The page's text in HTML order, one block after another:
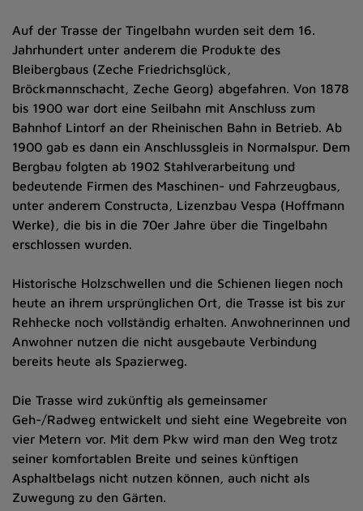
Auf der Trasse der Tingelbahn wurden seit dem 16.
Jahrhundert unter anderem die Produkte des
Bleibergbaus (Zeche Friedrichsglück,
Bröckmannschacht, Zeche Georg) abgefahren. Von 1878
bis 1900 war dort eine Seilbahn mit Anschluss zum
Bahnhof Lintorf an der Rheinischen Bahn in Betrieb. Ab
1900 gab es dann ein Anschlussgleis in Normalspur. Dem
Bergbau folgten ab 1902 Stahlverarbeitung und
bedeutende Firmen des Maschinen- und Fahrzeugbaus,
unter anderem Constructa, Lizenzbau Vespa (Hoffmann
Werke), die bis in die 70er Jahre über die Tingelbahn
erschlossen wurden.
Historische Holzschwellen und die Schienen liegen noch
heute an ihrem ursprünglichen Ort, die Trasse ist bis zur
Rehhecke noch vollständig erhalten. Anwohnerinnen und
Anwohner nutzen die nicht ausgebaute Verbindung
bereits heute als Spazierweg.
Die Trasse wird zukünftig als gemeinsamer
Geh-/Radweg entwickelt und sieht eine Wegebreite von
vier Metern vor. Mit dem Pkw wird man den Weg trotz
seiner komfortablen Breite und seines künftigen
Asphaltbelags nicht nutzen können, auch nicht als
Zuwegung zu den Gärten.